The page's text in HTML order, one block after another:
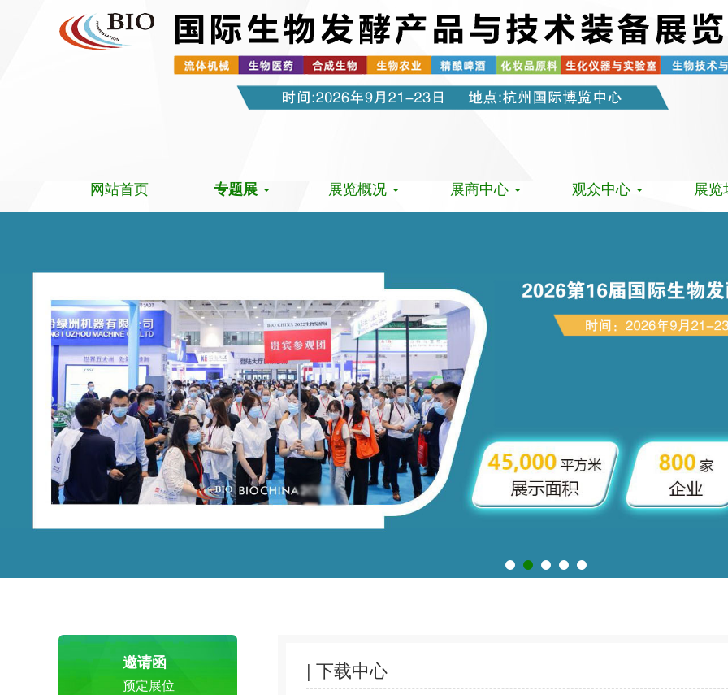
网站首页 专题展 展览概况 展商中心 观众中心 展
邀请函
预定展位
| 下载中心